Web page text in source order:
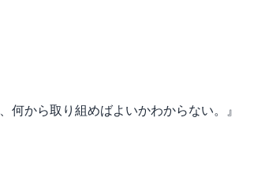
何から取り組めばよいかわからない。』